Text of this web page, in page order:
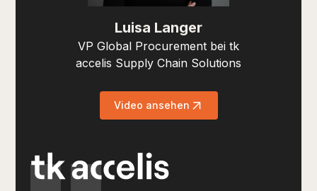
Luisa Langer
VP Global Procurement bei tk
accelis Supply Chain Solutions
Video ansehen